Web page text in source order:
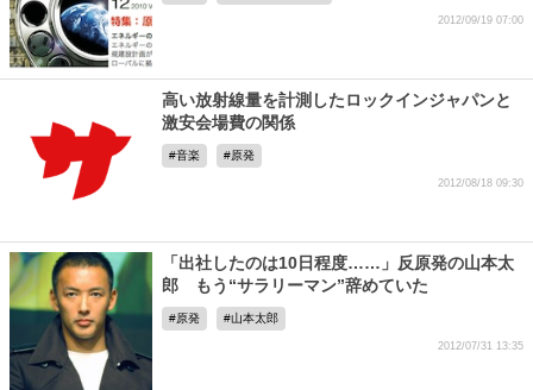
2012/09/19 07:00
高い放射線量を計測したロックインジャパンと
激安会場費の関係
音楽 原発
2012/08/18 09:30
「出社したのは10日程度……」反原発の山本太
郎 もう“サラリーマン”辞めていた
原発 山本太郎
2012/07/31 13:35